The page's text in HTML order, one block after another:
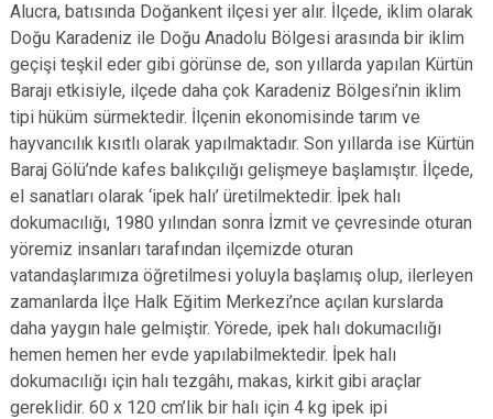
Alucra, batısında Doğankent ilçesi yer alır. İlçede, iklim olarak
Doğu Karadeniz ile Doğu Anadolu Bölgesi arasında bir iklim
geçişi teşkil eder gibi görünse de, son yıllarda yapılan Kürtün
Barajı etkisiyle, ilçede daha çok Karadeniz Bölgesi’nin iklim
tipi hüküm sürmektedir. İlçenin ekonomisinde tarım ve
hayvancılık kısıtlı olarak yapılmaktadır. Son yıllarda ise Kürtün
Baraj Gölü’nde kafes balıkçılığı gelişmeye başlamıştır. İlçede,
el sanatları olarak ‘ipek halı’ üretilmektedir. İpek halı
dokumacılığı, 1980 yılından sonra İzmit ve çevresinde oturan
yöremiz insanları tarafından ilçemizde oturan
vatandaşlarımıza öğretilmesi yoluyla başlamış olup, ilerleyen
zamanlarda İlçe Halk Eğitim Merkezi’nce açılan kurslarda
daha yaygın hale gelmiştir. Yörede, ipek halı dokumacılığı
hemen hemen her evde yapılabilmektedir. İpek halı
dokumacılığı için halı tezgâhı, makas, kirkit gibi araçlar
gereklidir. 60 x 120 cm’lik bir halı için 4 kg ipek ipi